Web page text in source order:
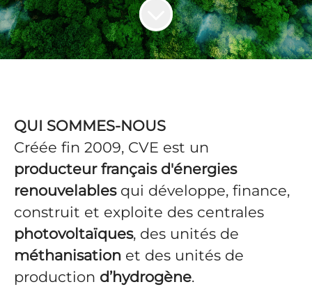
QUI SOMMES-NOUS
Créée fin 2009, CVE est un
producteur français d'énergies
renouvelables qui développe, finance,
construit et exploite des centrales
photovoltaïques, des unités de
méthanisation et des unités de
production d’hydrogène.